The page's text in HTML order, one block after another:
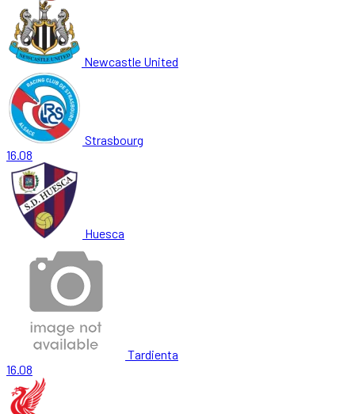
Newcastle United
Strasbourg
16.08
Huesca
Tardienta
16.08